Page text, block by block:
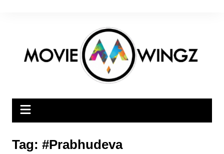
Tag: #Prabhudeva